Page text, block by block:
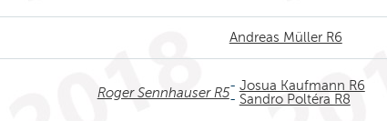
Andreas Müller R6
Roger Sennhauser R5- Josua Kaufmann R6
- Sandro Poltéra R8